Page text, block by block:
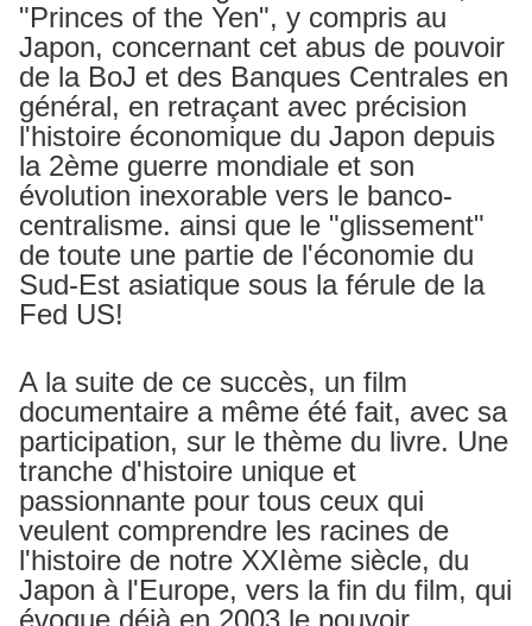
"Princes of the Yen", y compris au
Japon, concernant cet abus de pouvoir
de la BoJ et des Banques Centrales en
général, en retraçant avec précision
l'histoire économique du Japon depuis
la 2ème guerre mondiale et son
évolution inexorable vers le banco-
centralisme. ainsi que le "glissement"
de toute une partie de l'économie du
Sud-Est asiatique sous la férule de la
Fed US!
A la suite de ce succès, un film
documentaire a même été fait, avec sa
participation, sur le thème du livre. Une
tranche d'histoire unique et
passionnante pour tous ceux qui
veulent comprendre les racines de
l'histoire de notre XXIème siècle, du
Japon à l'Europe, vers la fin du film, qui